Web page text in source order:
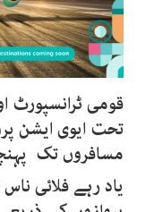
قومی
مسافروں تک